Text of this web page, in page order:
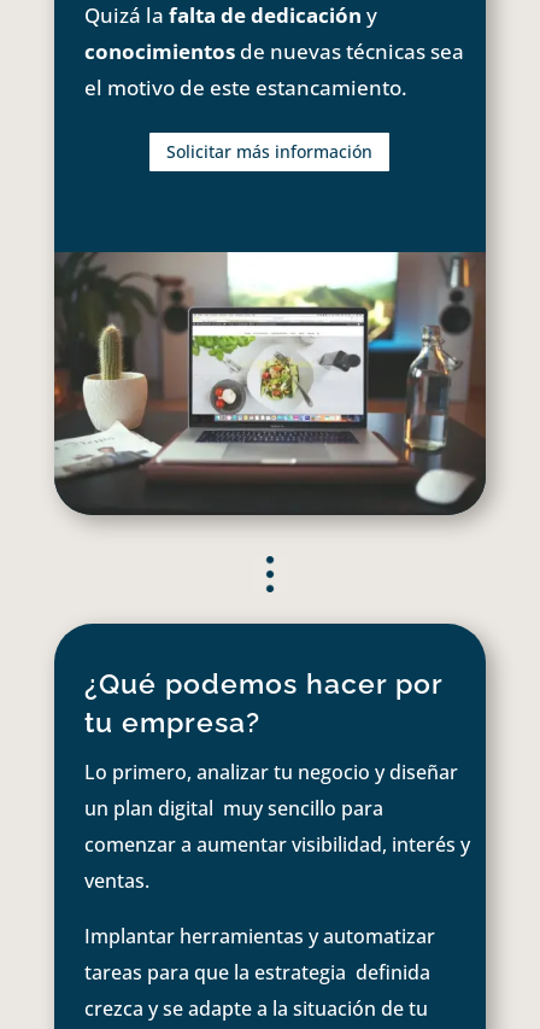
Quizá la falta de dedicación y
conocimientosde nuevas técnicas sea
el motivo de este estancamiento.
Solicitar más información
¿Qué podemos hacer por
tu empresa?
Lo primero, analizar tu negocio y diseñar
un plan digital muy sencillo para
comenzar a aumentar visibilidad, interés y
ventas.
Implantar herramientas y automatizar
tareas para que la estrategia definida
crezca y se adapte a la situación de tu